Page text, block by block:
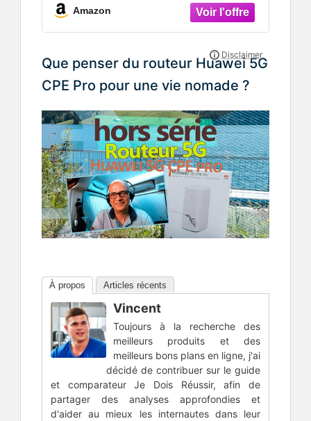
Amazon
Que penser du routeur Huawei 5G
CPE Pro pour une vie nomade ?
À propos Articles récents
Vincent
Toujours à la recherche des
meilleurs produits et des
meilleurs bons plans en ligne, j'ai
décidé de contribuer sur le guide
et comparateur Je Dois Réussir, afin de
partager des analyses approfondies et
d'aider au mieux les internautes dans leur